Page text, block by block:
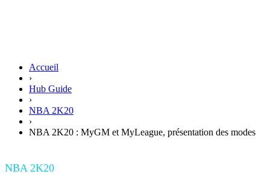
Accueil
›
Hub Guide
›
NBA 2K20
›
NBA 2K20 : MyGM et MyLeague, présentation des modes
NBA 2K20